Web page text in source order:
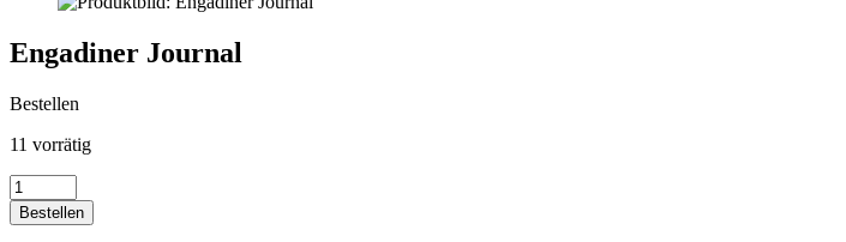
Engadiner Journal
Bestellen
11 vorrätig
Engadiner
Journal
Menge
Bestellen